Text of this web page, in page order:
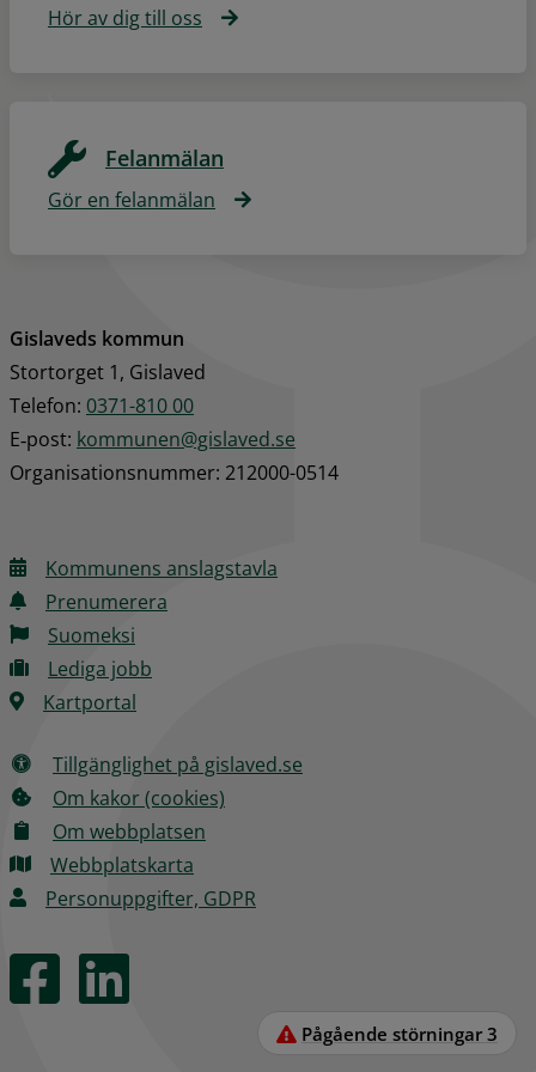
Hör av dig till oss
Felanmälan
Gör en felanmälan
Gislaveds kommun
Stortorget 1, Gislaved
Telefon: 0371-810 00
E‑post: kommunen@gislaved.se
Organisationsnummer: 212000-0514
Kommunens anslagstavla
Prenumerera
Suomeksi
Lediga jobb
Kartportal
Tillgänglighet på gislaved.se
Om kakor (cookies)
Om webbplatsen
Webbplatskarta
Personuppgifter, GDPR
Pågående störningar 3